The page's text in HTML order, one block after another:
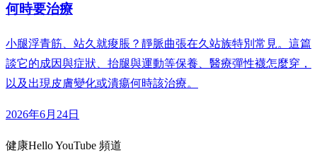
何時要治療
小腿浮青筋、站久就痠脹？靜脈曲張在久站族特別常見。這篇
談它的成因與症狀、抬腿與運動等保養、醫療彈性襪怎麼穿，
以及出現皮膚變化或潰瘍何時該治療。
2026年6月24日
健康Hello YouTube 頻道